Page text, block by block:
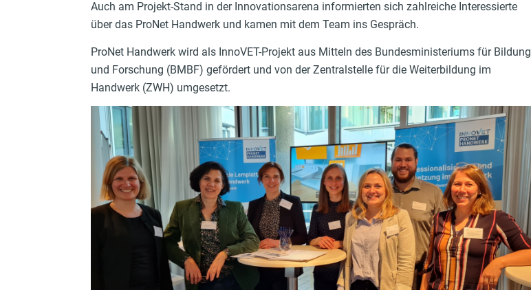
Auch am Projekt-Stand in der Innovationsarena informierten sich zahlreiche Interessierte
über das ProNet Handwerk und kamen mit dem Team ins Gespräch.
ProNet Handwerk wird als InnoVET-Projekt aus Mitteln des Bundesministeriums für Bildung
und Forschung (BMBF) gefördert und von der Zentralstelle für die Weiterbildung im
Handwerk (ZWH) umgesetzt.